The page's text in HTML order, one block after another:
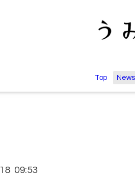
Top News
18 09:53